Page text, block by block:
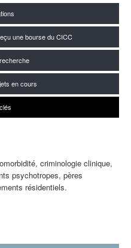
une bourse du CICC
en cours
criminologie clinique,
psychotropes, pères
résidentiels.